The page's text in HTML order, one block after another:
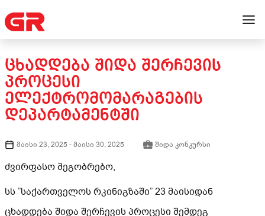
ᲪᲮᲐᲓᲓᲔᲑᲐ ᲨᲘᲓᲐ ᲨᲔᲠᲩᲔᲕᲘᲡ
ᲞᲠᲝᲪᲔᲡᲘ
ᲔᲚᲔᲥᲢᲠᲝᲛᲝᲛᲐᲠᲐᲒᲔᲑᲘᲡ
ᲓᲔᲞᲐᲠᲢᲐᲛᲔᲜᲢᲨᲘ
მაისი 23, 2025 -მაისი 30, 2025 შიდა კონკურსი
ძვირფასო მეგობრებო,
სს ”საქართველოს რკინიგზაში” 23 მაისიდან
ცხადდება შიდა შერჩევის პროცესი შემდეგ